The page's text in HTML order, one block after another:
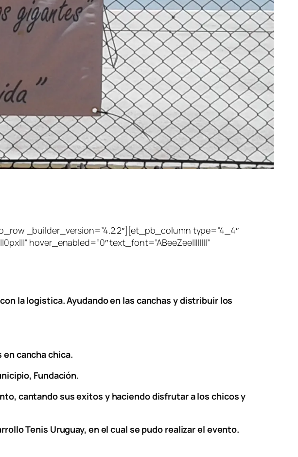
_builder_version=”4.2.2″][et_pb_column type=”4_4″
hover_enabled=”0″ text_font=”ABeeZee||||||||”
la logistica. Ayudando en las canchas y distribuir los
cancha chica.
Fundación.
cantando sus exitos y haciendo disfrutar a los chicos y
Tenis Uruguay, en el cual se pudo realizar el evento.